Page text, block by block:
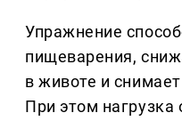
Упражнение
пищеварения,
в животе и
При этом нагрузка